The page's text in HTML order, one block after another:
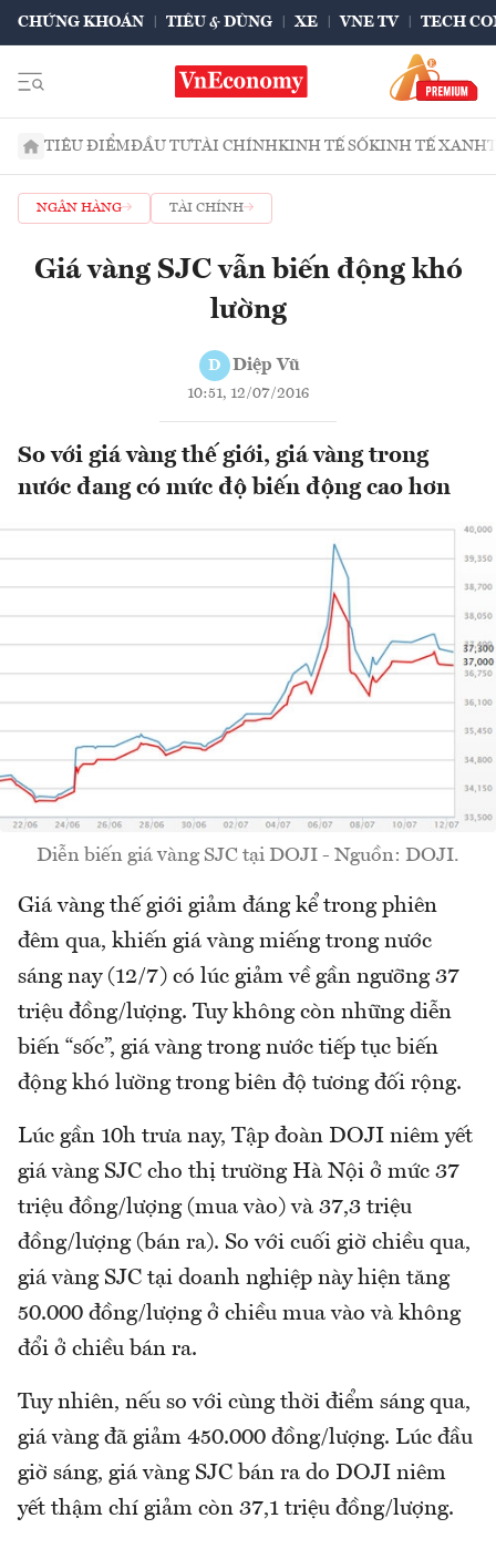
CHỨNG KHOÁN TIÊU & DÙNG XE VNE TV TECH
TIÊU ĐIỂMĐẦU TƯTÀI CHÍNHKINH TẾ SỐKINH TẾ XANH
NGÂN HÀNG TÀI CHÍNH
Giá vàng SJC vẫn biến động khó
lường
D Diệp Vũ
10:51, 12/07/2016
So với giá vàng thế giới, giá vàng trong
nước đang có mức độ biến động cao hơn
Diễn biến giá vàng SJC tại DOJI - Nguồn: DOJI.
Giá vàng thế giới giảm đáng kể trong phiên
đêm qua, khiến giá vàng miếng trong nước
sáng nay (12/7) có lúc giảm về gần ngưỡng 37
triệu đồng/lượng. Tuy không còn những diễn
biến “sốc”, giá vàng trong nước tiếp tục biến
động khó lường trong biên độ tương đối rộng.
Lúc gần 10h trưa nay, Tập đoàn DOJI niêm yết
giá vàng SJC cho thị trường Hà Nội ở mức 37
triệu đồng/lượng (mua vào) và 37,3 triệu
đồng/lượng (bán ra). So với cuối giờ chiều qua,
giá vàng SJC tại doanh nghiệp này hiện tăng
50.000 đồng/lượng ở chiều mua vào và không
đổi ở chiều bán ra.
Tuy nhiên, nếu so với cùng thời điểm sáng qua,
giá vàng đã giảm 450.000 đồng/lượng. Lúc đầu
giờ sáng, giá vàng SJC bán ra do DOJI niêm
yết thậm chí giảm còn 37,1 triệu đồng/lượng.